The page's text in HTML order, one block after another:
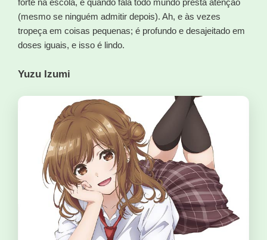
forte na escola, e quando fala todo mundo presta atenção
(mesmo se ninguém admitir depois). Ah, e às vezes
tropeça em coisas pequenas; é profundo e desajeitado em
doses iguais, e isso é lindo.
Yuzu Izumi